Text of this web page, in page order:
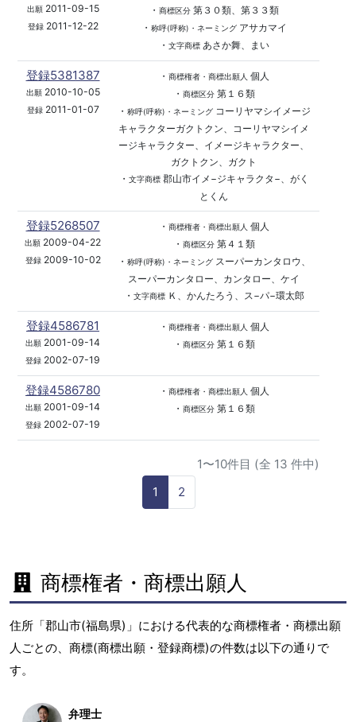
出願2011-09-15
登録2011-12-22
・ 商標区分第３０類、第３３類
・ 称呼(呼称)・ネーミングアサカマイ
・ 文字商標あさか舞、まい
登録5381387
出願2010-10-05
登録2011-01-07
・ 商標権者・商標出願人 個人
・ 商標区分第１６類
・ 称呼(呼称)・ネーミングコーリヤマシイメージ
キャラクターガクトクン、コーリヤマシイメ
ージキャラクター、イメージキャラクター、
ガクトクン、ガクト
・ 文字商標郡山市イメ−ジキャラクタ−、がく
とくん
登録5268507
出願 2009-04-22
登録2009-10-02
・ 商標権者・商標出願人 個人
・ 商標区分第４１類
・ 称呼(呼称)・ネーミングスーパーカンタロウ、
スーパーカンタロー、カンタロー、ケイ
・ 文字商標Ｋ、かんたろう、ス−パ−環太郎
登録4586781
出願 2001-09-14
登録 2002-07-19
・ 商標権者・商標出願人 個人
・ 商標区分第１６類
登録4586780
出願 2001-09-14
登録 2002-07-19
・ 商標権者・商標出願人 個人
・ 商標区分第１６類
1〜10件目 (全 13 件中)
1
2
商標権者・商標出願人
住所「郡山市(福島県)」における代表的な商標権者・商標出願
人ごとの、商標(商標出願・登録商標)の件数は以下の通りで
す。
弁理士